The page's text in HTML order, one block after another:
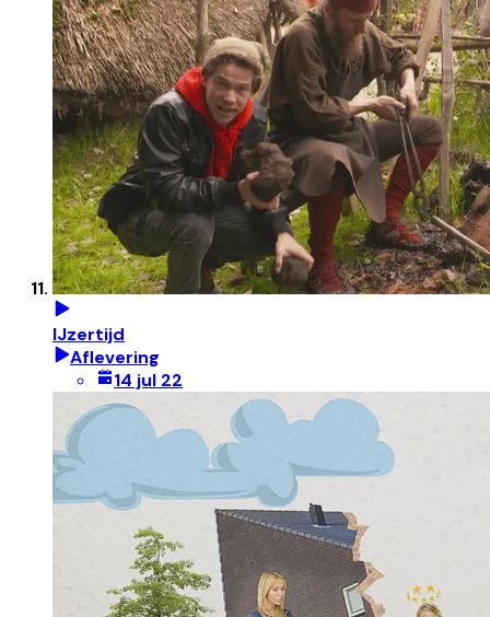
IJzertijd
Aflevering
14 jul 22